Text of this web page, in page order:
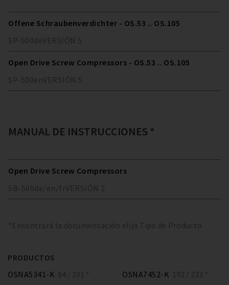
Offene Schraubenverdichter - OS.53 .. OS.105
SP-500deVERSIÓN 5
Open Drive Screw Compressors - OS.53 .. OS.105
SP-500enVERSIÓN 5
MANUAL DE INSTRUCCIONES *
Open Drive Screw Compressors
SB-500de/en/fr VERSIÓN 2
*Encontrará la documentación elija Tipo de Producto
PRODUCTOS
OSNA5341-K 84 / 101 * OSNA7452-K 192 / 232 *